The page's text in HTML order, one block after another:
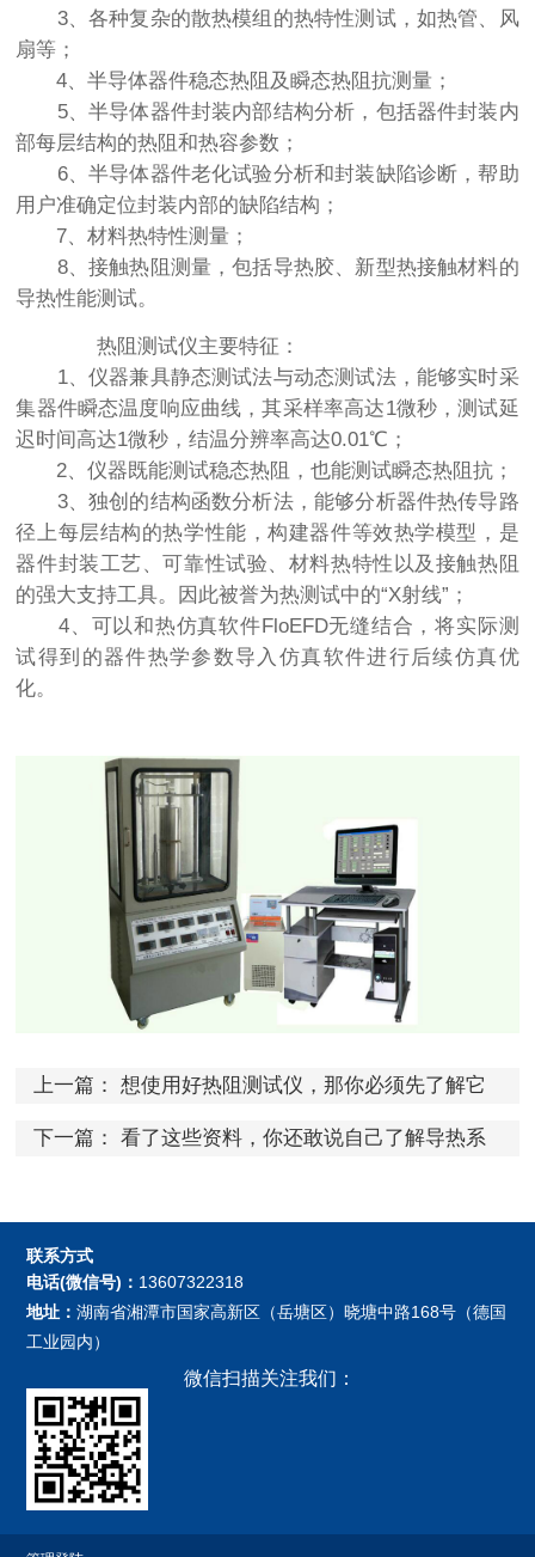
3、各种复杂的散热模组的热特性测试，如热管、风
扇等；
4、半导体器件稳态热阻及瞬态热阻抗测量；
5、半导体器件封装内部结构分析，包括器件封装内
部每层结构的热阻和热容参数；
6、半导体器件老化试验分析和封装缺陷诊断，帮助
用户准确定位封装内部的缺陷结构；
7、材料热特性测量；
8、接触热阻测量，包括导热胶、新型热接触材料的
导热性能测试。
热阻测试仪主要特征：
1、仪器兼具静态测试法与动态测试法，能够实时采
集器件瞬态温度响应曲线，其采样率高达1微秒，测试延
迟时间高达1微秒，结温分辨率高达0.01℃；
2、仪器既能测试稳态热阻，也能测试瞬态热阻抗；
3、独创的结构函数分析法，能够分析器件热传导路
径上每层结构的热学性能，构建器件等效热学模型，是
器件封装工艺、可靠性试验、材料热特性以及接触热阻
的强大支持工具。因此被誉为热测试中的“X射线”；
4、可以和热仿真软件FloEFD无缝结合，将实际测
试得到的器件热学参数导入仿真软件进行后续仿真优
化。
上一篇： 想使用好热阻测试仪，那你必须先了解它
下一篇： 看了这些资料，你还敢说自己了解导热系
联系方式
电话(微信号)： 13607322318
地址：湖南省湘潭市国家高新区（岳塘区）晓塘中路168号（德国
工业园内）
微信扫描关注我们：